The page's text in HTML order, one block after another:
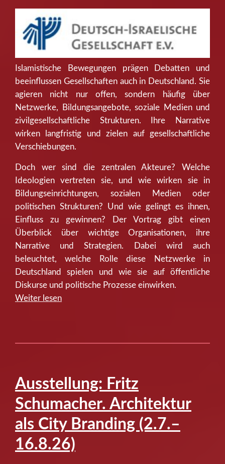
Islamistische Bewegungen prägen Debatten und
beeinflussen Gesellschaften auch in Deutschland. Sie
agieren nicht nur offen, sondern häufig über
Netzwerke, Bildungsangebote, soziale Medien und
zivilgesellschaftliche Strukturen. Ihre Narrative
wirken langfristig und zielen auf gesellschaftliche
Verschiebungen.
Doch wer sind die zentralen Akteure? Welche
Ideologien vertreten sie, und wie wirken sie in
Bildungseinrichtungen, sozialen Medien oder
politischen Strukturen? Und wie gelingt es ihnen,
Einfluss zu gewinnen? Der Vortrag gibt einen
Überblick über wichtige Organisationen, ihre
Narrative und Strategien. Dabei wird auch
beleuchtet, welche Rolle diese Netzwerke in
Deutschland spielen und wie sie auf öffentliche
Diskurse und politische Prozesse einwirken.
Weiter lesen“Vortrag:
und
Einfluss
islamistischer
Akteure
(24.6.)”
Ausstellung: Fritz
Schumacher. Architektur
als City Branding (2.7.–
16.8.26)